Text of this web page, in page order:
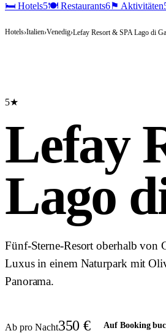
🛏 Hotels5🍽 Restaurants6⚑ Aktivitäten
Hotels›Italien›Venedig›Lefay Resort & SPA Lago di
5★
Lefay
Lago
Fünf-Sterne-Resort oberhalb von
Luxus in einem Naturpark mit
Panorama.
Ab pro Nacht350 € Auf Booking